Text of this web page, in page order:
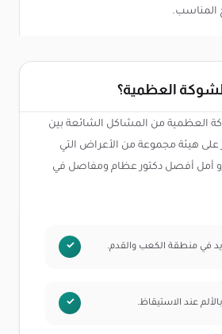
المناسب.
العظمية؟
العظمية من المشاكل الشائعة بين
على هيئة مجموعة من الأعراض التي
أمل أفصل دكتور عظام ومفاصل في
في منطقة الكعب والقدم.
عند الاستيقاظ.